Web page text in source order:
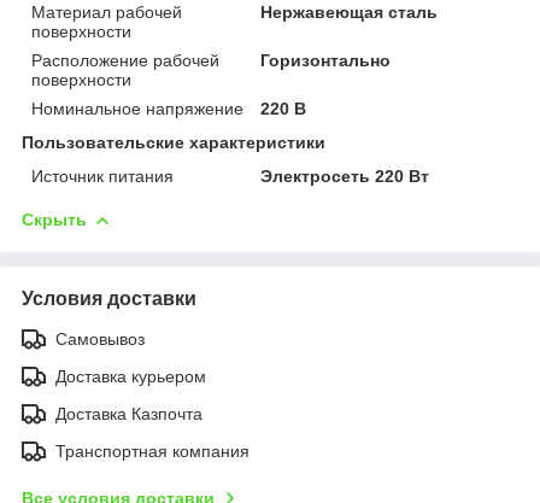
Материал рабочей
поверхности
Нержавеющая сталь
Расположение рабочей
поверхности
Горизонтально
Номинальное напряжение
220 В
Пользовательские характеристики
Источник питания
Электросеть 220 Вт
Скрыть
Условия доставки
Самовывоз
Доставка курьером
Доставка Казпочта
Транспортная компания
Все условия доставки